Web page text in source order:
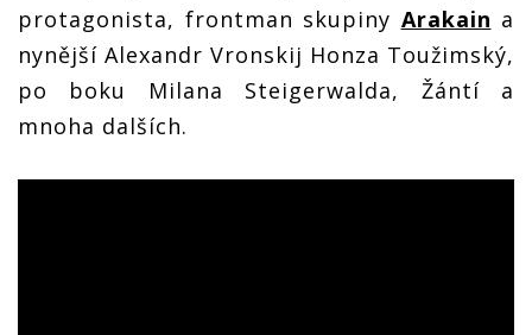
protagonista, frontman skupiny Arakain a
nynější Alexandr Vronskij Honza Toužimský,
po boku Milana Steigerwalda, Žántí a
mnoha dalších.